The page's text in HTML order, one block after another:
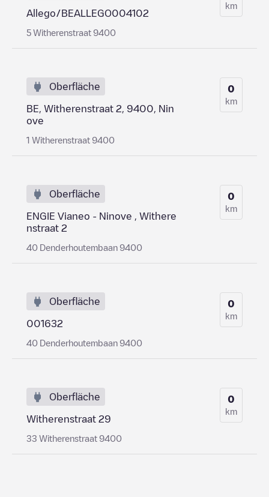
Allego/BEALLEGO004102
5 Witherenstraat 9400
km
Oberfläche
BE, Witherenstraat 2, 9400, Nin
ove
1 Witherenstraat 9400
0
km
Oberfläche
ENGIE Vianeo - Ninove , Withere
nstraat 2
40 Denderhoutembaan 9400
0
km
Oberfläche
001632
40 Denderhoutembaan 9400
0
km
Oberfläche
Witherenstraat 29
33 Witherenstraat 9400
0
km